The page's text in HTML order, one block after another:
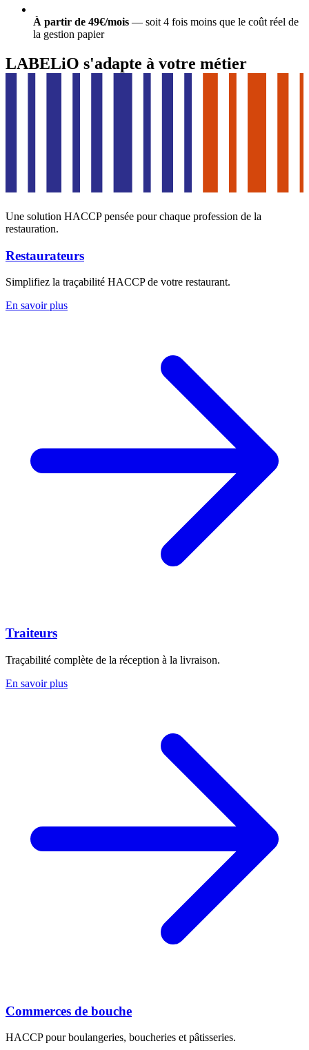
À partir de 49€/mois — soit 4 fois moins que le coût réel de
la gestion papier
LABELiO s'adapte à votre métier
Une solution HACCP pensée pour chaque profession de la
restauration.
Restaurateurs
Simplifiez la traçabilité HACCP de votre restaurant.
En savoir plus
Traiteurs
Traçabilité complète de la réception à la livraison.
En savoir plus
Commerces de bouche
HACCP pour boulangeries, boucheries et pâtisseries.